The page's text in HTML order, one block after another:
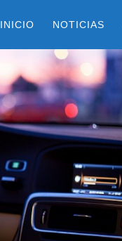
INICIO NOTICIAS